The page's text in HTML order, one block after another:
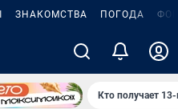
ЗНАКОМСТВА ПОГОДА
Кто получает